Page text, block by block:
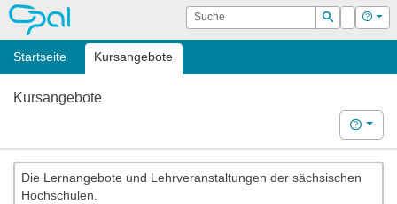
OPAL Suche
Suchen
Login Hilfe
Startseite Kursangebote
Kursangebote
Hilfe
Die Lernangebote und Lehrveranstaltungen der sächsischen
Hochschulen.